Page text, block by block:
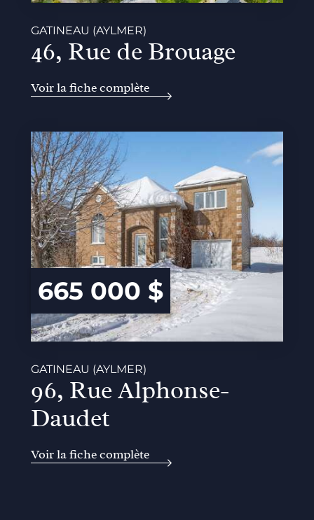
GATINEAU (AYLMER)
46, Rue de Brouage
Voir la fiche complète
665 000 $
GATINEAU (AYLMER)
96, Rue Alphonse-
Daudet
Voir la fiche complète